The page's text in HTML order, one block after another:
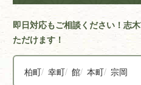
即日対応もご相談ください！志
ただけます！
柏町 幸町 館 本町 宗岡